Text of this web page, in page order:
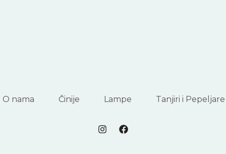
O nama Činije Lampe Tanjiri i Pepeljare